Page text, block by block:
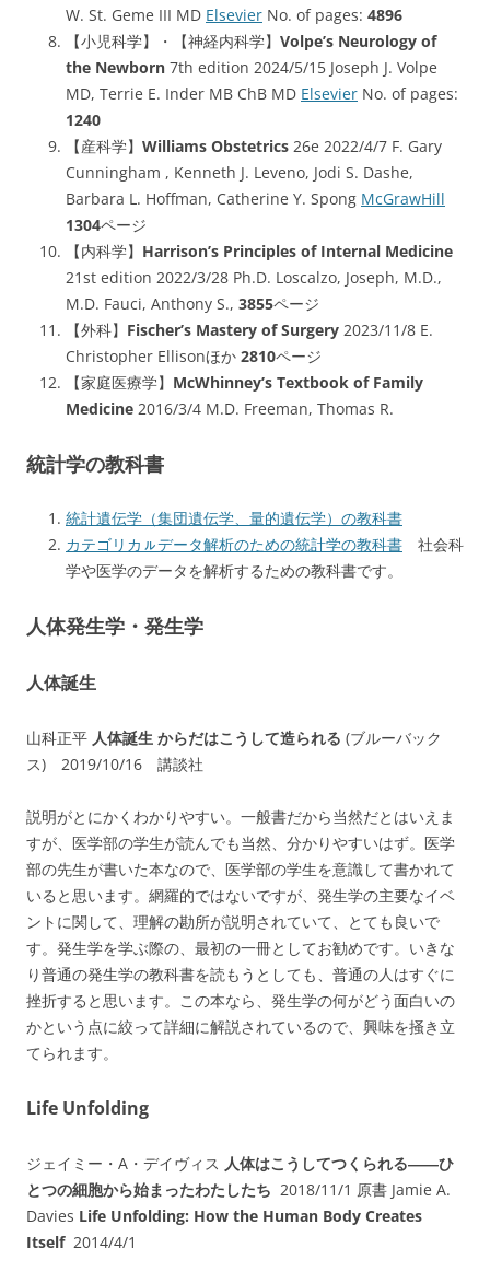
W. St. Geme III MD Elsevier No. of pages: 4896
【小児科学】・【神経内科学】 Volpe’s Neurology of
the Newborn 7th edition 2024/5/15 Joseph J. Volpe
MD, Terrie E. Inder MB ChB MD Elsevier No. of pages:
1240
【産科学】 Williams Obstetrics 26e 2022/4/7 F. Gary
Cunningham , Kenneth J. Leveno, Jodi S. Dashe,
Barbara L. Hoffman, Catherine Y. Spong McGrawHill
1304ページ
【内科学】 Harrison’s Principles of Internal Medicine
21st edition 2022/3/28 Ph.D. Loscalzo, Joseph, M.D.,
M.D. Fauci, Anthony S., 3855ページ
【外科】 Fischer’s Mastery of Surgery 2023/11/8 E.
Christopher Ellisonほか 2810ページ
【家庭医療学】 McWhinney’s Textbook of Family
Medicine 2016/3/4 M.D. Freeman, Thomas R.
統計学の教科書
統計遺伝学（集団遺伝学、量的遺伝学）の教科書
カテゴリカㇽデータ解析のための統計学の教科書 社会科
学や医学のデータを解析するための教科書です。
人体発生学・発生学
人体誕生
山科正平 人体誕生 からだはこうして造られる (ブルーバック
ス) 2019/10/16 講談社
説明がとにかくわかりやすい。一般書だから当然だとはいえま
すが、医学部の学生が読んでも当然、分かりやすいはず。医学
部の先生が書いた本なので、医学部の学生を意識して書かれて
いると思います。網羅的ではないですが、発生学の主要なイベ
ントに関して、理解の勘所が説明されていて、とても良いで
す。発生学を学ぶ際の、最初の一冊としてお勧めです。いきな
り普通の発生学の教科書を読もうとしても、普通の人はすぐに
挫折すると思います。この本なら、発生学の何がどう面白いの
かという点に絞って詳細に解説されているので、興味を掻き立
てられます。
Life Unfolding
ジェイミー・A・デイヴィス 人体はこうしてつくられる――ひ
とつの細胞から始まったわたしたち 2018/11/1 原書 Jamie A.
Davies Life Unfolding: How the Human Body Creates
Itself2014/4/1